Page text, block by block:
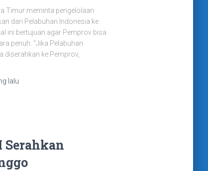
Timur meminta pengelolaan
dari Pelabuhan Indonesia ke
ini bertujuan agar Pemprov bisa
penuh. “Jika Pelabuhan
diserahkan ke Pemprov,
lalu